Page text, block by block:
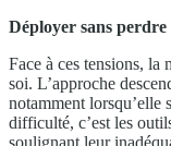
Déployer sans perdre
Face à ces tensions, la
soi. L’approche
notamment lorsqu’elle
difficulté, c’est les
soulignant leur